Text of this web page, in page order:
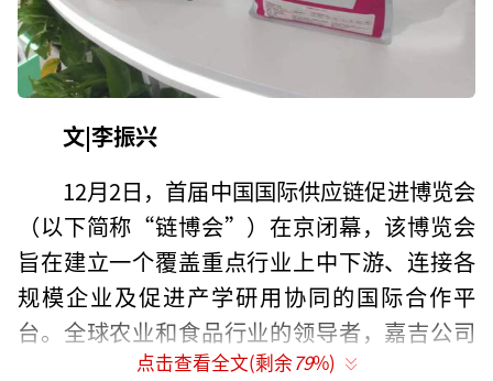
文|李振兴
12月2日，首届中国国际供应链促进博览会
（以下简称“链博会”）在京闭幕，该博览会
旨在建立一个覆盖重点行业上中下游、连接各
规模企业及促进产学研用协同的国际合作平
台。全球农业和食品行业的领导者，嘉吉公司
在绿色农业链展区中亮相，展出了从谷物和油
点击查看全文(剩余79%)